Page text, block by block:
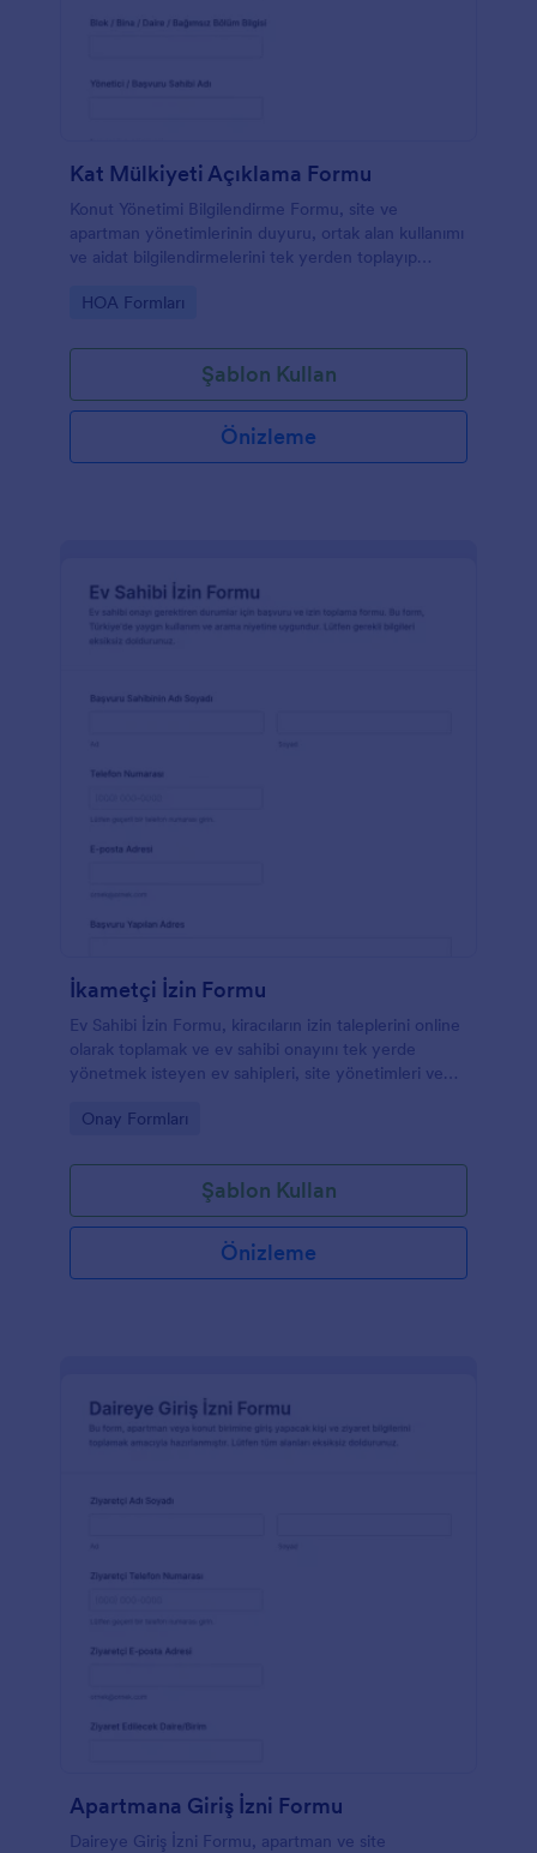
Kat Mülkiyeti Açıklama Formu
Konut Yönetimi Bilgilendirme Formu, site ve
apartman yönetimlerinin duyuru, ortak alan kullanımı
ve aidat bilgilendirmelerini tek yerden toplayıp
kolaylaştırmasına yardımcı olur.
Go to Category:
HOA Formları
Şablon Kullan
Önizleme
İkametçi İzin Formu
Ev Sahibi İzin Formu, kiracıların izin taleplerini online
olarak toplamak ve ev sahibi onayını tek yerde
yönetmek isteyen ev sahipleri, site yönetimleri ve
sunar.
Go to Category:
Onay Formları
Şablon Kullan
Önizleme
Apartmana Giriş İzni Formu
Daireye Giriş İzni Formu, apartman ve site